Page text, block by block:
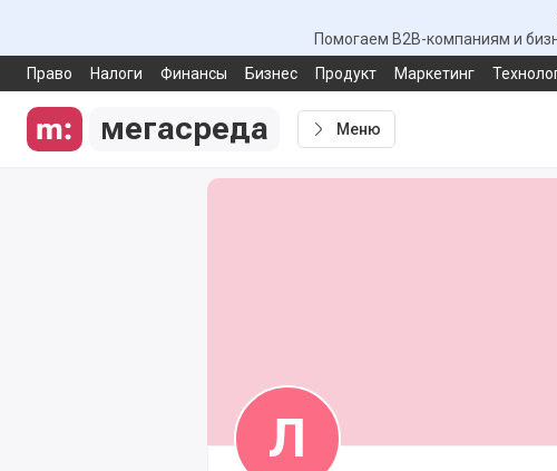
Помогаем B2B-компаниям и
Право Налоги Финансы Бизнес Продукт Маркетинг
мегасреда Меню
Л